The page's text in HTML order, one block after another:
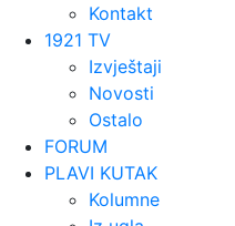
Kontakt
1921 TV
Izvještaji
Novosti
Ostalo
FORUM
PLAVI KUTAK
Kolumne